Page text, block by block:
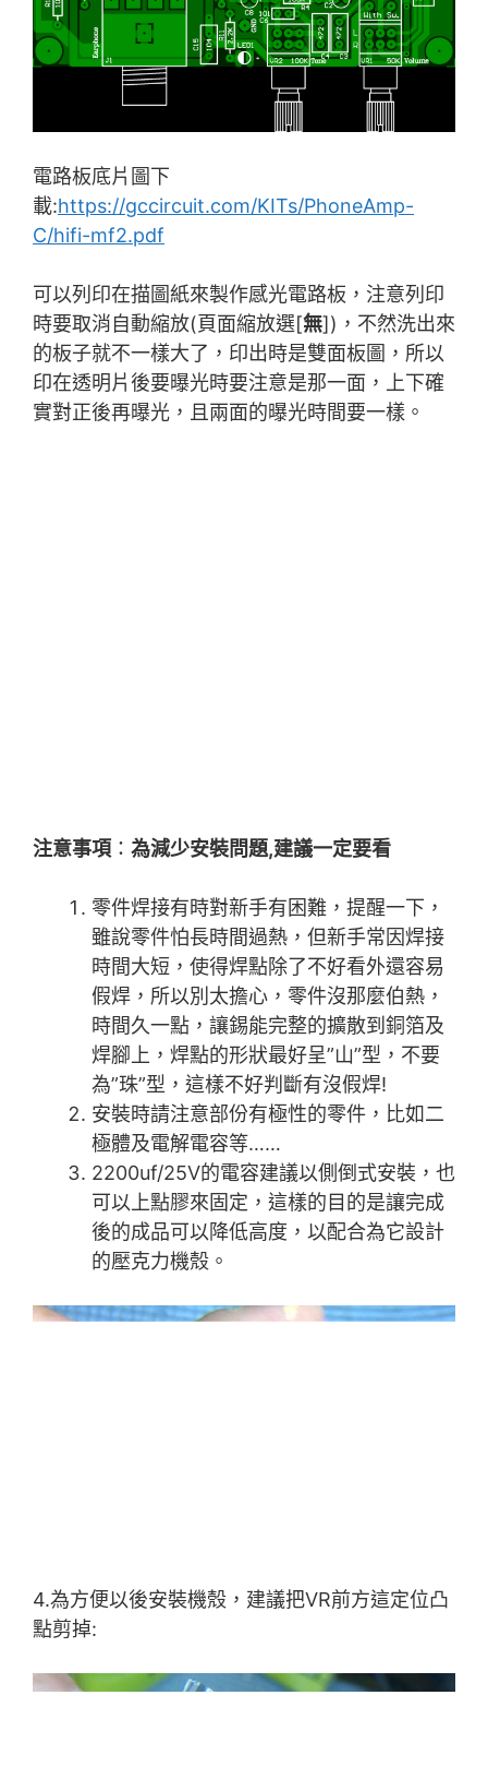
電路板底片圖下
載:https://gccircuit.com/KITs/PhoneAmp-
C/hifi-mf2.pdf
可以列印在描圖紙來製作感光電路板，注意列印
時要取消自動縮放(頁面縮放選[無])，不然洗出來
的板子就不一樣大了，印出時是雙面板圖，所以
印在透明片後要曝光時要注意是那一面，上下確
實對正後再曝光，且兩面的曝光時間要一樣。
注意事項 ： 為減少安裝問題,建議一定要看
零件焊接有時對新手有困難，提醒一下，
雖說零件怕長時間過熱，但新手常因焊接
時間大短，使得焊點除了不好看外還容易
假焊，所以別太擔心，零件沒那麼伯熱，
時間久一點，讓錫能完整的擴散到銅箔及
焊腳上，焊點的形狀最好呈”山”型，不要
為”珠”型，這樣不好判斷有沒假焊!
安裝時請注意部份有極性的零件，比如二
極體及電解電容等……
2200uf/25V的電容建議以側倒式安裝，也
可以上點膠來固定，這樣的目的是讓完成
後的成品可以降低高度，以配合為它設計
的壓克力機殼。
4.為方便以後安裝機殼，建議把VR前方這定位凸
點剪掉: